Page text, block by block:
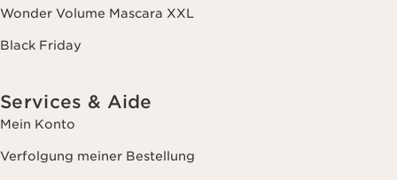
Wonder Volume Mascara XXL
Black Friday
Services & Aide
Mein Konto
Verfolgung meiner Bestellung